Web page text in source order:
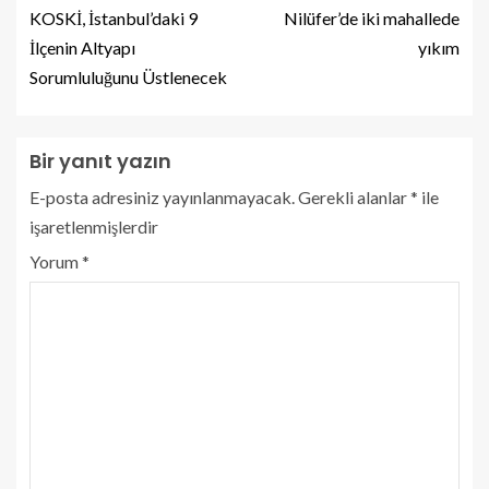
KOSKİ, İstanbul’daki 9
İlçenin Altyapı
Sorumluluğunu Üstlenecek
Nilüfer’de iki mahallede
yıkım
Bir yanıt yazın
E-posta adresiniz yayınlanmayacak. Gerekli alanlar* ile
işaretlenmişlerdir
Yorum*